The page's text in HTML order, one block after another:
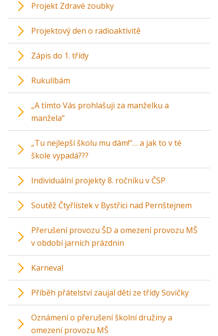
Projekt Zdravé zoubky
Projektový den o radioaktivitě
Zápis do 1. třídy
Rukulíbám
„A tímto Vás prohlašuji za manželku a
manžela“
„Tu nejlepší školu mu dám!“… a jak to v té
škole vypadá???
Individuální projekty 8. ročníku v ČSP
Soutěž Čtyřlístek v Bystřici nad Pernštejnem
Přerušení provozu ŠD a omezení provozu MŠ
v období jarních prázdnin
Karneval
Příběh přátelství zaujal děti ze třídy Sovičky
Oznámení o přerušení školní družiny a
omezení provozu MŠ